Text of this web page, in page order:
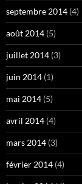
septembre 2014 (4)
août 2014 (5)
juillet 2014 (3)
juin 2014 (1)
mai 2014 (5)
avril 2014 (4)
mars 2014 (3)
février 2014 (4)